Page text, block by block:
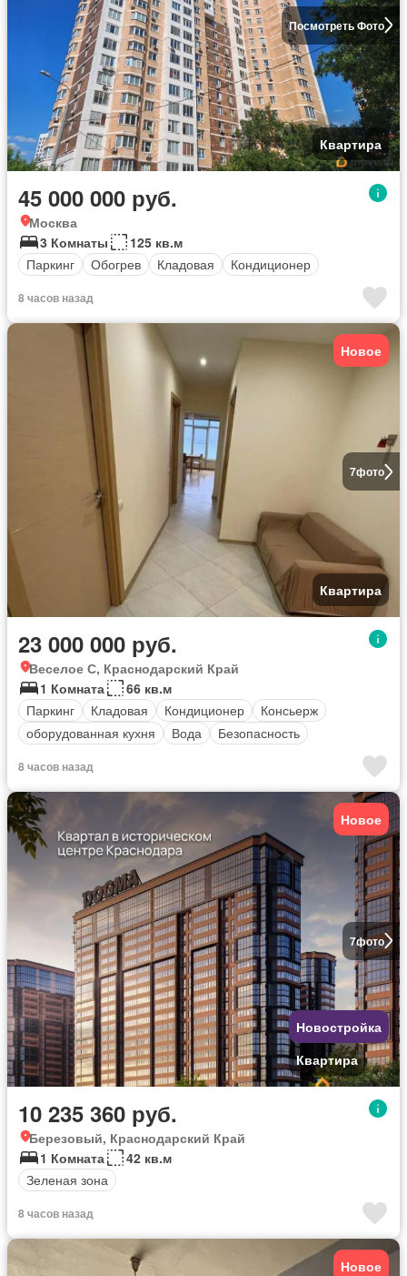
Посмотреть Фото
Квартира
45 000 000 руб.
Москва
3 Комнаты
125 кв.м
Паркинг
Обогрев Кладовая Кондиционер
8 часов назад
7фото
Новое
Квартира
23 000 000 руб.
Веселое С, Краснодарский Край
1 Комната
66 кв.м
Паркинг
Кладовая Кондиционер
Консьерж
оборудованная кухня
Вода Безопасность
8 часов назад
7фото
Новое
Новостройка
Квартира
10 235 360 руб.
Березовый, Краснодарский Край
1 Комната
42 кв.м
Зеленая зона
8 часов назад
Новое